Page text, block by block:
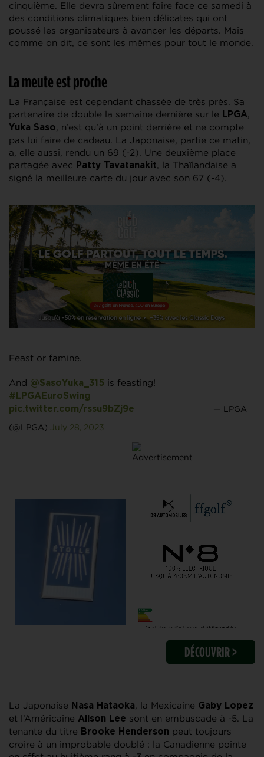
cinquième. Elle devra sûrement faire face ce samedi à
des conditions climatiques bien délicates qui ont
poussé les organisateurs à avancer les départs. Mais
comme on dit, ce sont les mêmes pour tout le monde.
La meute est proche
La Française est cependant chassée de très près. Sa
partenaire de double la semaine dernière sur le LPGA,
Yuka Saso, n’est qu’à un point derrière et ne compte
pas lui faire de cadeau. La Japonaise, partie ce matin,
a, elle aussi, rendu un 69 (-2). Une deuxième place
partagée avec Patty Tavatanakit, la Thaïlandaise a
signé la meilleure carte du jour avec son 67 (-4).
Feast or famine.
And @SasoYuka_315 is feasting!
#LPGAEuroSwing
pic.twitter.com/rssu9bZj9e
— LPGA
(@LPGA) July 28, 2023
DÉCOUVRIR >
La Japonaise Nasa Hataoka, la Mexicaine Gaby Lopez
et l’Américaine Alison Lee sont en embuscade à -5. La
tenante du titre Brooke Henderson peut toujours
croire à un improbable doublé : la Canadienne pointe